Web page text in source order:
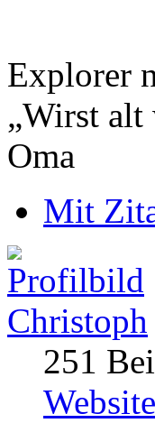
Explorer
„Wirst alt
Oma
Mit
Christoph
251
Website